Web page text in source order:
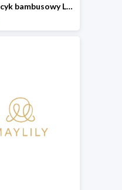
Ciepły kocyk bambusowy Luxe - Wilkiway - grey 110x150 cm